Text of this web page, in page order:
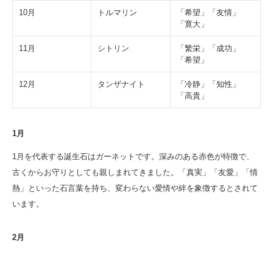
10月 トルマリン
「希望」「友情」
「寛大」
11月 シトリン
「繁栄」「成功」
「希望」
12月 タンザナイト
「冷静」「知性」
「高貴」
1月
1月を代表する誕生石はガーネットです。深みのある赤色が特徴で、
古くからお守りとしても親しまれてきました。「真実」「友愛」「情
熱」といった石言葉を持ち、変わらない愛情や絆を象徴するとされて
います。
2月